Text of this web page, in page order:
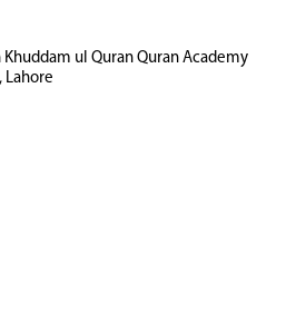
ul Quran Quran Academy
Lahore